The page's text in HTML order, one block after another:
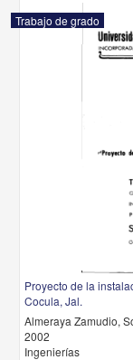
Trabajo de grado
Proyecto de la
Cocula, Jal.
Almeraya Zamudio,
2002
Ingenierías